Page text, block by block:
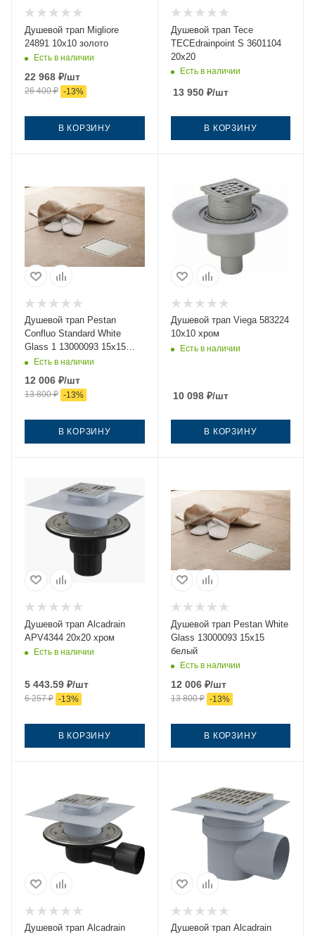
Душевой трап Migliore
24891 10х10 золото
Есть в наличии
22 968 ₽/шт
26 400₽ -13%
В КОРЗИНУ
Душевой трап Tece
TECEdrainpoint S 3601104
20х20
Есть в наличии
13 950₽/шт
В КОРЗИНУ
Душевой трап Pestan
Confluo Standard White
Glass 1 13000093 15х15
белый
Есть в наличии
12 006 ₽/шт
13 800₽ -13%
В КОРЗИНУ
Душевой трап Viega 583224
10х10 хром
Есть в наличии
10 098₽/шт
В КОРЗИНУ
Душевой трап Alcadrain
APV4344 20х20 хром
Есть в наличии
5 443.59 ₽/шт
6 257₽ -13%
В КОРЗИНУ
Душевой трап Pestan White
Glass 13000093 15х15
белый
Есть в наличии
12 006₽/шт
13 800₽ -13%
В КОРЗИНУ
Душевой трап Alcadrain
Душевой трап Alcadrain